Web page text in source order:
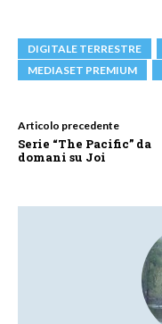
DIGITALE TERRESTRE
MEDIASET PREMIUM
Articolo precedente
Serie “The Pacific” da
domani su Joi